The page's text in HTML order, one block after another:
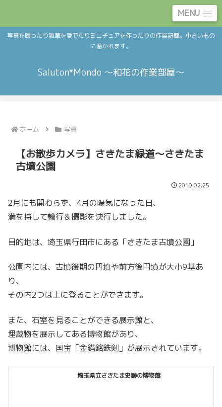
MENU
写真を撮ったり雑草を愛でたりミニチュアを作ったりの作業記録。小さいもの
に惹かれます。
Saluton*Mondo ～和花の作業部屋～
ホーム 写真
【お散歩カメラ】さきたま緑道～さきたま
古墳公園
2019.02.25
2月にも関わらず、4月の陽気になった日、
満を持して輪行＆撮影を決行しました。
目的地は、埼玉県行田市にある「さきたま古墳公園」
公園内には、古墳後期の円墳や前方後円墳が大小9基あ
り、
その内2つは上に登ることができます。
また、石室を見ることができる展示館と、
埋蔵物を展示してある博物館があり、
博物館には、国宝「金錯銘鉄剣」が展示されています。
埼玉県立さきたま史跡の博物館